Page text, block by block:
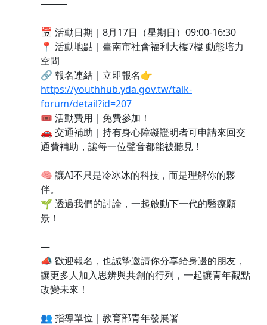
⸻
📅 活動日期｜8月17日（星期日）09:00-16:30
📍 活動地點｜臺南市社會福利大樓7樓 動態培力
空間
🔗 報名連結｜立即報名👉
https://youthhub.yda.gov.tw/talk-
forum/detail?id=207
🎟️ 活動費用｜免費參加！
🚗 交通補助｜持有身心障礙證明者可申請來回交
通費補助，讓每一位聲音都能被聽見！
🧠 讓AI不只是冷冰冰的科技，而是理解你的夥
伴。
🌱 透過我們的討論，一起啟動下一代的醫療願
景！
—
📣 歡迎報名，也誠摯邀請你分享給身邊的朋友，
讓更多人加入思辨與共創的行列，一起讓青年觀點
改變未來！
👥 指導單位｜教育部青年發展署